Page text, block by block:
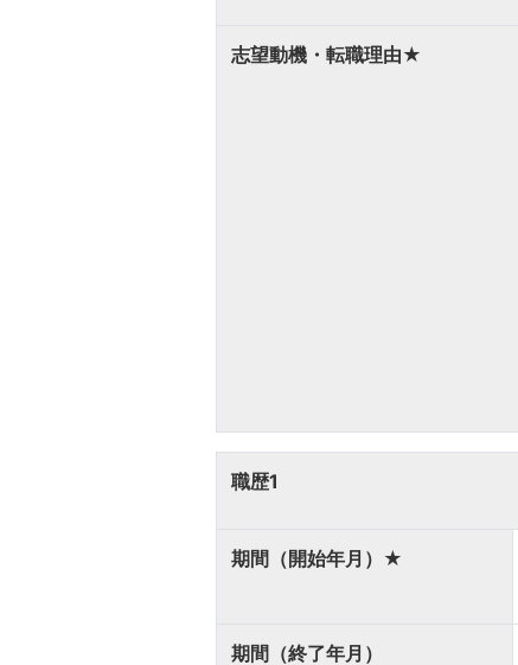
志望動機・転職理由★
職歴1
期間（開始年月） ★
期間（終了年月）